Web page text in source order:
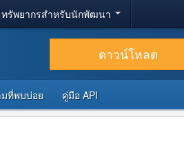
ทรัพยากรสำหรับนักพัฒนา
ดาวน์โหลด
ที่พบบ่อย คู่มือ API